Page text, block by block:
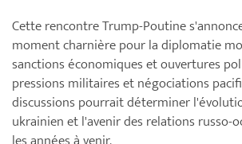
Cette rencontre Trump-Poutine
moment charnière pour la diplomatie
sanctions économiques et ouvertures
pressions militaires et négociations
discussions pourrait déterminer
ukrainien et l'avenir des relations russo-